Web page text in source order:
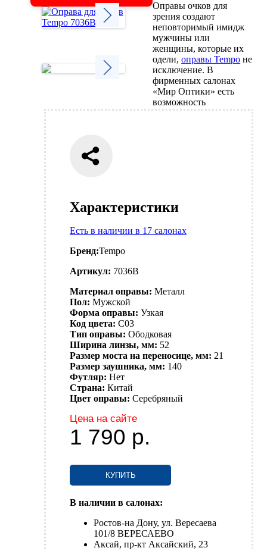
Характеристики
Есть в наличии в 17 салонах
Бренд:Tempo
Артикул: 7036B
Материал оправы: Металл
Пол: Мужской
Форма оправы: Узкая
Код цвета: C03
Тип оправы: Ободковая
Ширина линзы, мм: 52
Размер моста на переносице, мм: 21
Размер заушника, мм: 140
Футляр: Нет
Страна: Китай
Цвет оправы: Серебряный
Цена на сайте
1 790 р.
КУПИТЬ
В наличии в салонах:
Ростов-на Дону, ул. Вересаева
101/8 ВЕРЕСАЕВО
Аксай, пр-кт Аксайский, 23
Оправы очков для
зрения создают
неповторимый имидж
мужчины или
женщины, которые их
одели,оправы Tempo не
исключение. В
фирменных салонах
«Мир Оптики» есть
возможность